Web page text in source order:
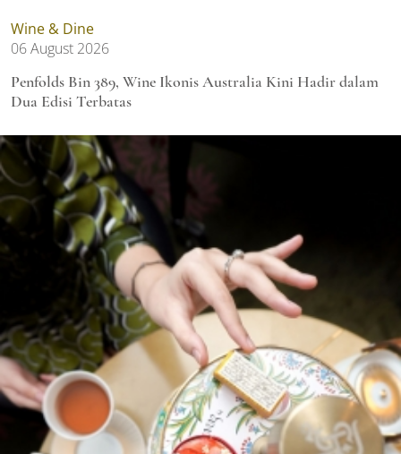
Wine & Dine
06 August 2026
Penfolds Bin 389, Wine Ikonis Australia Kini Hadir dalam
Dua Edisi Terbatas